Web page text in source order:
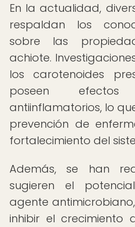
En la actualidad,
respaldan los
sobre las
achiote.
los carotenoides
poseen
antiinflamatorios, lo
prevención de
fortalecimiento del
Además, se han
sugieren el
agente
inhibir el crecimiento